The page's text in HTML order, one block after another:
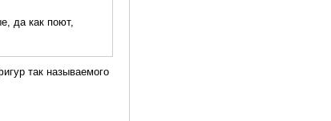
да как поют,
так называемого